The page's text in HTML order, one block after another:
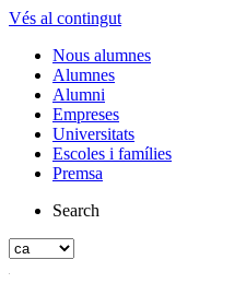
Vés al contingut
Nous alumnes
Alumnes
Alumni
Empreses
Universitats
Escoles i famílies
Premsa
Search